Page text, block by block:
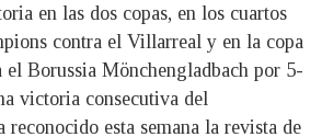
en las dos copas, en los cuartos
contra el Villarreal y en la copa
el Borussia Mönchengladbach por 5-
victoria consecutiva del
reconocido esta semana la revista de